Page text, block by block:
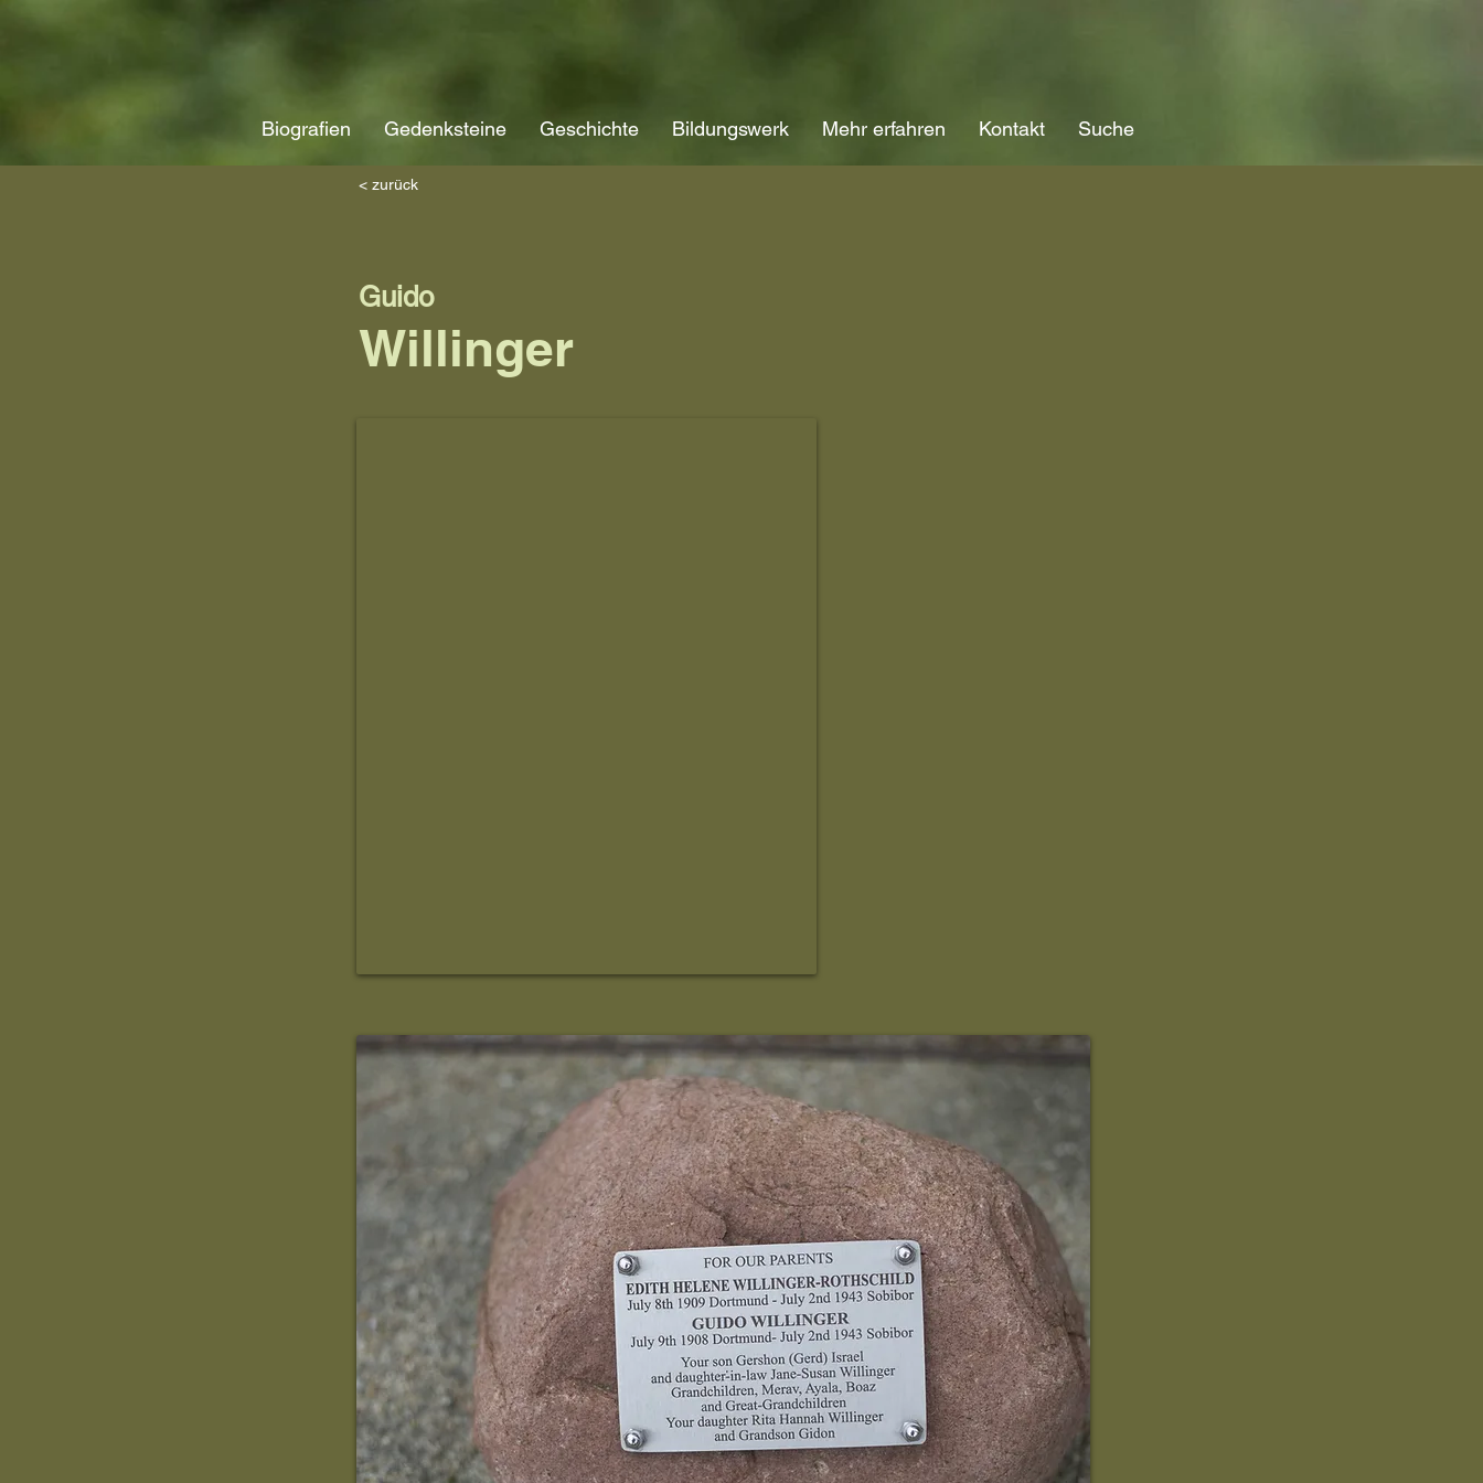
Biografien Gedenksteine Geschichte Bildungswerk Mehr erfahren Kontakt Suche
< zurück
Willinger
Guido